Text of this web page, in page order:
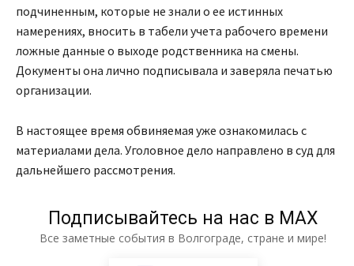
подчиненным, которые не знали о ее истинных
намерениях, вносить в табели учета рабочего времени
ложные данные о выходе родственника на смены.
Документы она лично подписывала и заверяла печатью
организации.
В настоящее время обвиняемая уже ознакомилась с
материалами дела. Уголовное дело направлено в суд для
дальнейшего рассмотрения.
Подписывайтесь на нас в МАХ
Все заметные события в Волгограде, стране и мире!